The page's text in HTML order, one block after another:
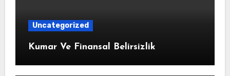
Uncategorized
Kumar Ve Finansal Belirsizlik